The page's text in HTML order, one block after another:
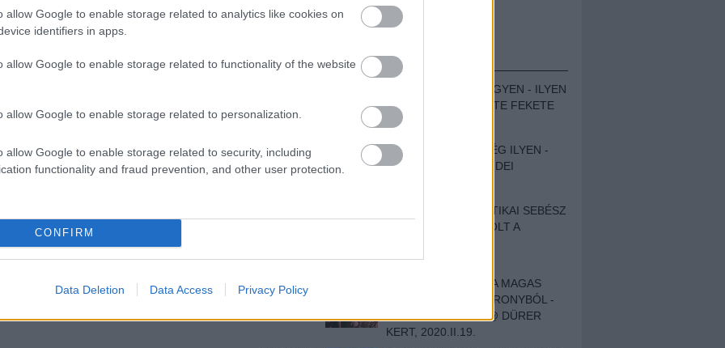
allow Google to enable storage related to analytics like cookies on
identifiers in apps.
allow Google to enable storage related to functionality of the website
allow Google to enable storage related to personalization.
allow Google to enable storage related to security, including
functionality and fraud prevention, and other user protection.
CONFIRM
Data Deletion Data Access Privacy Policy
ÚJ DALLAL
KÉTSZER
a Lángoló!
, ahol az eddigieknél jóval több tartalom vár!
i megjelenést beharangozójaként tegnap feltett
számhoz. Aztán kevesebb, mint 24 óra
a videóhoz, amely nem kevésbé furcsa, és
bár az első is a banda YouTube csatornáján látott
tízszámos albummal válik majd teljessé a
első része ( Niggas ont he Moon
) még
búcsúlemeze – bár ezt náluk ugye sosem lehet
BESZÁMOLÓK
ZENÉS TÁBOR A HEGYEN - ILYEN
VOLT A VÍRUS SZÜLTE FEKETE
ZAJ FESZTIVÁL
SOHA NEM VOLT MÉG ILYEN -
BESZÁMOLÓNK AZ IDEI
EGY HALLÁSPLASZTIKAI SEBÉSZ
NAPLÓJA - ILYEN VOLT A
DOKUMENTUMFILM
MÉLY FÉRFIBÁNAT A MAGAS
ELEFÁNTCSONTTORONYBÓL -
LEPROUS, KLONE @ DÜRER
KERT, 2020.II.19.